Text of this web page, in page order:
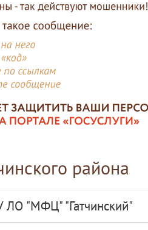
района
ЛО "МФЦ" "Гатчинский"